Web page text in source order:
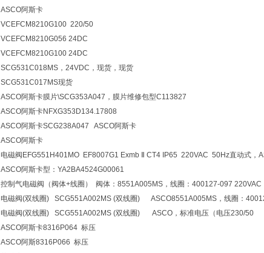
ASCO阿斯卡
VCEFCM8210G100 220/50
VCEFCM8210G056 24DC
VCEFCM8210G100 24DC
SCG531C018MS，24VDC，现货，现货
SCG531C017MS现货
ASCO阿斯卡膜片\SCG353A047，膜片维修包型C113827
ASCO阿斯卡NFXG353D134.17808
ASCO阿斯卡SCG238A047 ASCO阿斯卡
ASCO阿斯卡
电磁阀 EFG551H401MO EF8007G1 Exmb Ⅱ CT4 IP65 220VAC 50Hz直动式，
ASCO阿斯卡型：YA2BA4524G00061
控制气电磁阀（阀体+线圈） 阀体：8551A005MS，线圈：400127-097
电磁阀(双线圈) SCG551A002MS (双线圈) ASCO8551A005MS，线圈：
电磁阀(双线圈) SCG551A002MS (双线圈) ASCO，标准电压（电压230/50
ASCO阿斯卡8316P064 标压
ASCO阿斯8316P066 标压